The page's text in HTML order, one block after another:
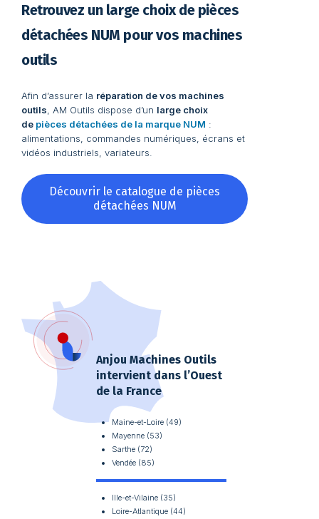
Retrouvez un large choix de pièces
détachées NUM pour vos machines
outils
Afin d’assurer la réparation de vos machines
outils , AM Outils dispose d’un large choix
de pièces détachées de la marque NUM :
alimentations, commandes numériques, écrans et
vidéos industriels, variateurs.
Découvrir le catalogue de pièces
détachées NUM
Anjou Machines Outils
intervient dans l’Ouest
de la France
Maine-et-Loire (49)
Mayenne (53)
Sarthe (72)
Vendée (85)
Ille-et-Vilaine (35)
Loire-Atlantique (44)